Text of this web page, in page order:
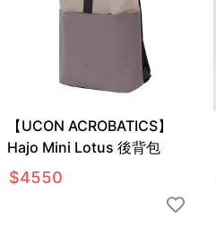
【UCON ACROBATICS】
Hajo Mini Lotus 後背包
$4550